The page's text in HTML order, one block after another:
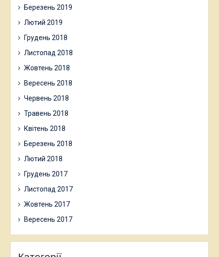
Березень 2019
Лютий 2019
Грудень 2018
Листопад 2018
Жовтень 2018
Вересень 2018
Червень 2018
Травень 2018
Квітень 2018
Березень 2018
Лютий 2018
Грудень 2017
Листопад 2017
Жовтень 2017
Вересень 2017